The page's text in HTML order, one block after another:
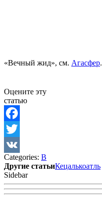
«Вечный жид», см. Агасфер.
Оцените эту
статью
Facebook
Twitter
VK
Categories: В
Другие статьиКецалькоатль
Sidebar